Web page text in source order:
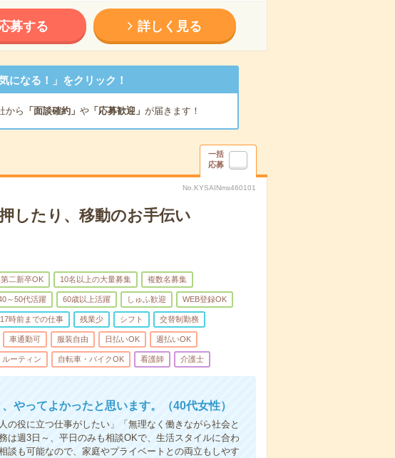
募する 詳しく見る
になる！」をクリック！
から 「面談確約」 や「応募歓迎」 が届きます！
一括
応募
No.KYSAINms460101
したり、移動のお手伝い
二新卒OK 10名以上の大量募集 複数名募集
～50代活躍 60歳以上活躍 しゅふ歓迎 WEB登録OK
17時前までの仕事 残業少 シフト 交替制勤務
車通勤可 服装自由 日払いOK 週払いOK
ルーティン 自転車・バイクOK 看護師 介護士
やってよかったと思います。（40代女性）
の役に立つ仕事がしたい」「無理なく働きながら社会と
は週3日～、平日のみも相談OKで、生活スタイルに合わ
談も可能なので、家庭やプライベートとの両立もしやす